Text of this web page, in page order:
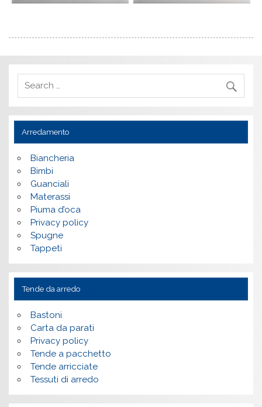
Arredamento
Biancheria
Bimbi
Guanciali
Materassi
Piuma d’oca
Privacy policy
Spugne
Tappeti
Tende da arredo
Bastoni
Carta da parati
Privacy policy
Tende a pacchetto
Tende arricciate
Tessuti di arredo